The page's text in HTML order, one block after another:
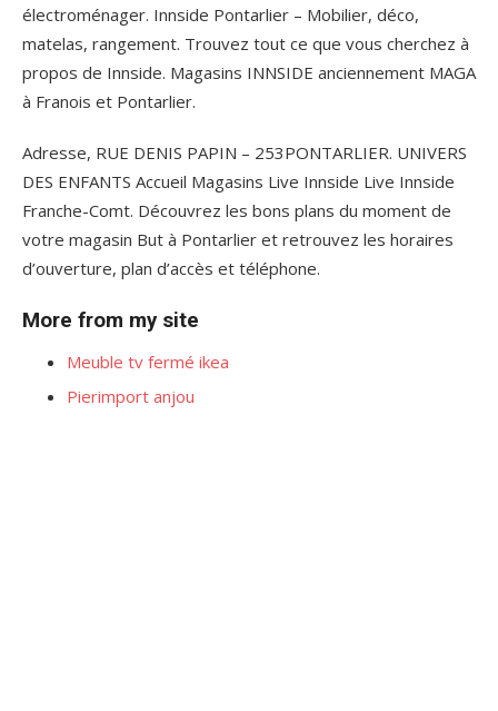
électroménager. Innside Pontarlier – Mobilier, déco,
matelas, rangement. Trouvez tout ce que vous cherchez à
propos de Innside. Magasins INNSIDE anciennement MAGA
à Franois et Pontarlier.
Adresse, RUE DENIS PAPIN – 253PONTARLIER. UNIVERS
DES ENFANTS Accueil Magasins Live Innside Live Innside
Franche-Comt. Découvrez les bons plans du moment de
votre magasin But à Pontarlier et retrouvez les horaires
d’ouverture, plan d’accès et téléphone.
More from my site
Meuble tv fermé ikea
Pierimport anjou